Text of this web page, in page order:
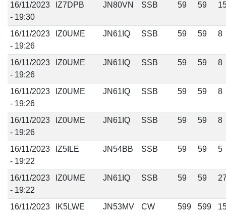
16/11/2023
- 19:30
IZ7DPB JN80VN SSB 59 59
16/11/2023
- 19:26
IZ0UME JN61IQ SSB 59 59 8
16/11/2023
- 19:26
IZ0UME JN61IQ SSB 59 59 8
16/11/2023
- 19:26
IZ0UME JN61IQ SSB 59 59 8
16/11/2023
- 19:26
IZ0UME JN61IQ SSB 59 59 8
16/11/2023
- 19:22
IZ5ILE JN54BB SSB 59 59 5
16/11/2023
- 19:22
IZ0UME JN61IQ SSB 59 59
16/11/2023
IK5LWE JN53MV CW 599 599